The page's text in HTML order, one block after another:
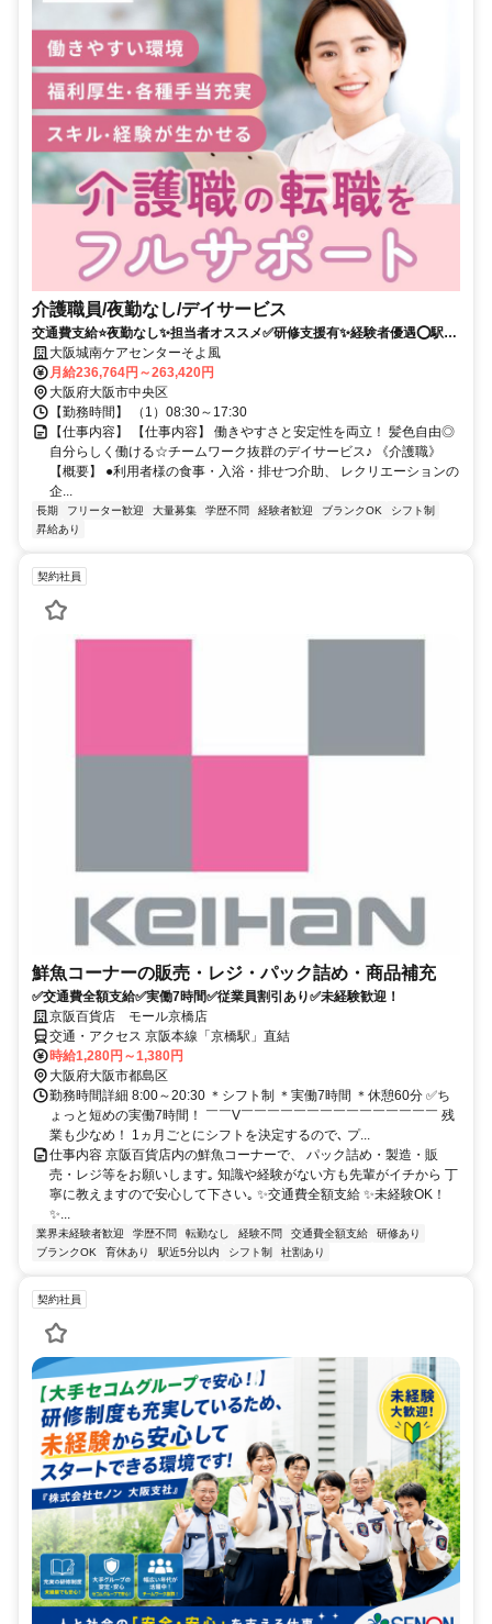
介護職員/夜勤なし/デイサービス
交通費支給⭐️夜勤なし✨担当者オススメ✅️研修支援有✨経験者優遇⭕️駅チ
カ 大阪城南ケアセンターそよ風
月給236,764円～263,420円
大阪府大阪市中央区
【勤務時間】 （1）08:30～17:30
【仕事内容】 【仕事内容】 働きやすさと安定性を両立！ 髪色自由◎
自分らしく働ける☆チームワーク抜群のデイサービス♪ 《介護職》
【概要】 ●利用者様の食事・入浴・排せつ介助、 レクリエーションの
企...
長期 フリーター歓迎 大量募集 学歴不問 経験者歓迎 ブランクOK
シフト制
昇給あり
契約社員
鮮魚コーナーの販売・レジ・パック詰め・商品補充
✅交通費全額支給✅実働7時間✅従業員割引あり✅未経験歓迎！
京阪百貨店 モール京橋店
交通・アクセス 京阪本線「京橋駅」直結
時給1,280円～1,380円
大阪府大阪市都島区
勤務時間詳細 8:00～20:30 ＊シフト制 ＊実働7時間 ＊休憩60分 ✅ち
ょっと短めの実働7時間！ ￣￣V￣￣￣￣￣￣￣￣￣￣￣￣￣￣￣ 残
業も少なめ！ 1ヵ月ごとにシフトを決定するので､ プ...
仕事内容 京阪百貨店内の鮮魚コーナーで、 パック詰め・製造・販
売・レジ等をお願いします｡ 知識や経験がない方も先輩がイチから 丁
寧に教えますので安心して下さい｡ ✨交通費全額支給 ✨未経験OK！
✨...
業界未経験者歓迎 学歴不問 転勤なし 経験不問 交通費全額支給
研修あり
ブランクOK
育休あり 駅近5分以内 シフト制 社割あり
契約社員